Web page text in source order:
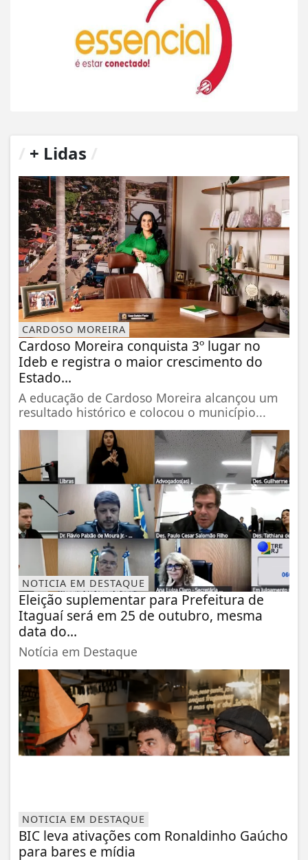
+ Lidas
CARDOSO MOREIRA
Cardoso Moreira conquista 3º lugar no
Ideb e registra o maior crescimento do
Estado...
A educação de Cardoso Moreira alcançou um
resultado histórico e colocou o município...
NOTICIA EM DESTAQUE
Eleição suplementar para Prefeitura de
Itaguaí será em 25 de outubro, mesma
data do...
Notícia em Destaque
NOTICIA EM DESTAQUE
BIC leva ativações com Ronaldinho Gaúcho
para bares e mídia